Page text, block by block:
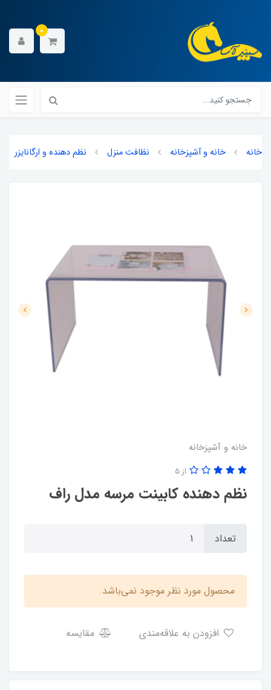
0
خانه خانه و آشپزخانه نظافت منزل نظم دهنده و ارگانایزر
خانه و آشپزخانه
نظم دهنده کابینت مرسه مدل راف
از 5
تعداد
محصول مورد نظر موجود نمی‌باشد.
مقایسه